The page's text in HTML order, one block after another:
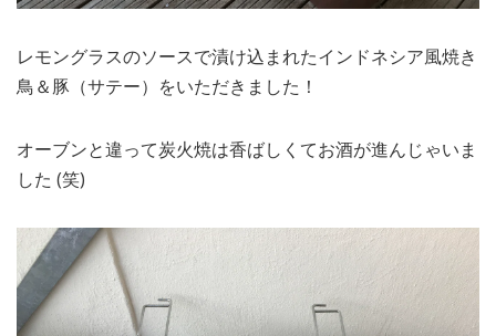
レモングラスのソースで漬け込まれたインドネシア風焼き
鳥＆豚（サテー）をいただきました！
オーブンと違って炭火焼は香ばしくてお酒が進んじゃいま
した (笑)